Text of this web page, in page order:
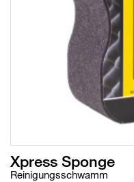
Xpress Sponge
Reinigungsschwamm